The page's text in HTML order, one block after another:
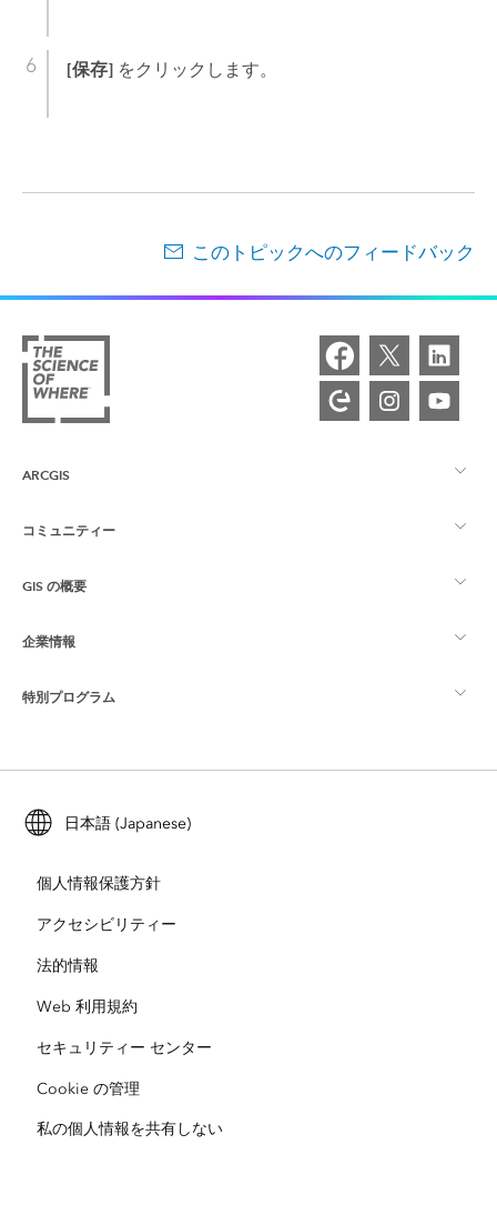
[保存]をクリックします。
このトピックへのフィードバック
ARCGIS
ArcGIS の概要
マッピング
Esri ストア
コミュニティー
Esri Community
ArcGIS ブログ
Esri Young Professionals Network
GIS の概要
GIS とは
ロケーション インテリジェンス
トレーニング
ArcUser
ArcNews
ArcWatch
Esri ビデオ
企業情報
Esri について
採用情報
オープンビジョン
企業行動規範
サイトマップ
特別プログラム
ArcGIS for Student Use
自然保護
教育機関
人種的平等
日本語 (Japanese)
個人情報保護方針
アクセシビリティー
法的情報
Web 利用規約
セキュリティー センター
Cookie の管理
私の個人情報を共有しない